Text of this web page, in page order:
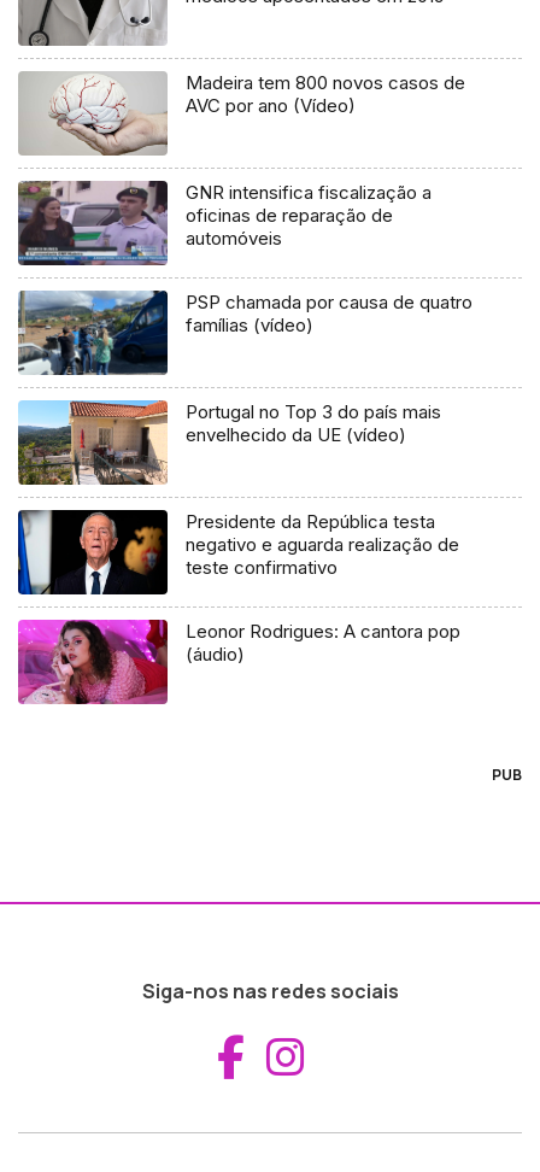
Madeira tem 800 novos casos de
AVC por ano (Vídeo)
GNR intensifica fiscalização a
oficinas de reparação de
automóveis
PSP chamada por causa de quatro
famílias (vídeo)
Portugal no Top 3 do país mais
envelhecido da UE (vídeo)
Presidente da República testa
negativo e aguarda realização de
teste confirmativo
Leonor Rodrigues: A cantora pop
(áudio)
PUB
Siga-nos nas redes sociais
Aceder ao